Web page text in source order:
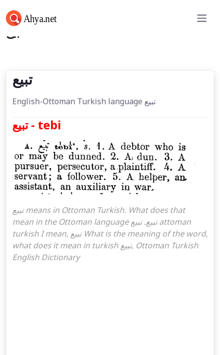
تبیع
تبیع
English-Ottoman Turkish language تبیع
تبیع - tebi
تبیع means in Ottoman Turkish. What does that
mean in the Ottoman language تبیع. تبیع attoman
turkish I mean, تبیع What is the meaning of the word,
what does it mean in turkish تبیع, Ottoman Turkish
English Dictionary